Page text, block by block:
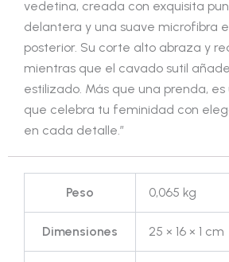
vedetina, creada con exquisita
delantera y una suave microfibra
posterior. Su corte alto abraza y
mientras que el cavado sutil
estilizado. Más que una prenda,
que celebra tu feminidad con
en cada detalle.”
Peso 0,065 kg
Dimensiones 25 × 16 × 1 cm